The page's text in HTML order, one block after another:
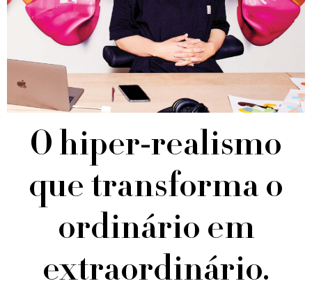
O hiper-realismo
que transforma o
ordinário em
extraordinário.